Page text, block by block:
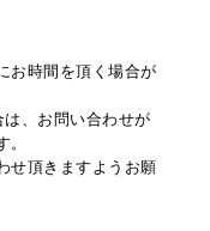
お時間を頂く場合が
、お問い合わせが
。
せ頂きますようお願